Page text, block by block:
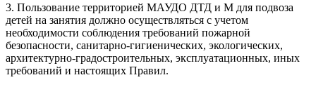
3. Пользование территорией МАУДО ДТД и М для подвоза
детей на занятия должно осуществляться с учетом
необходимости соблюдения требований пожарной
безопасности, санитарно-гигиенических, экологических,
архитектурно-градостроительных, эксплуатационных, иных
требований и настоящих Правил.